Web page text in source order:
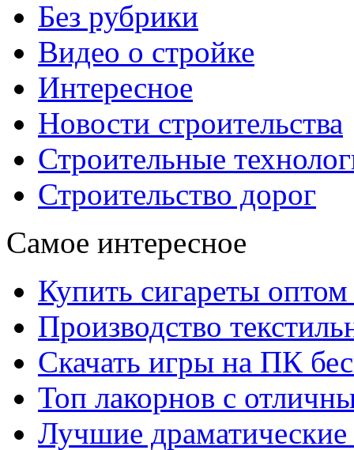
Без рубрики
Видео о стройке
Интересное
Новости строительства
Строительные
Строительство дорог
Самое интересное
Купить сигареты
Производство
Скачать игры на ПК
Топ лакорнов с
Лучшие